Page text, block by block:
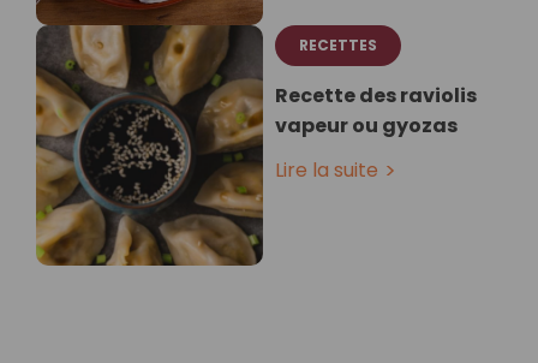
RECETTES
Recette des raviolis
vapeur ou gyozas
Lire la suite